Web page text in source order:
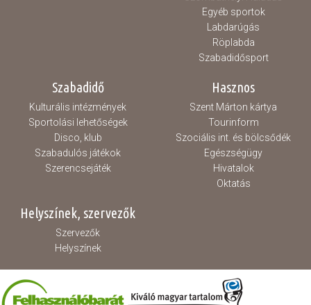
Egyéb sportok
Labdarúgás
Röplabda
Szabadidősport
Szabadidő
Kulturális intézmények
Sportolási lehetőségek
Disco, klub
Szabadulós játékok
Szerencsejáték
Hasznos
Szent Márton kártya
Tourinform
Szociális int. és bölcsődék
Egészségügy
Hivatalok
Oktatás
Helyszínek, szervezők
Szervezők
Helyszínek